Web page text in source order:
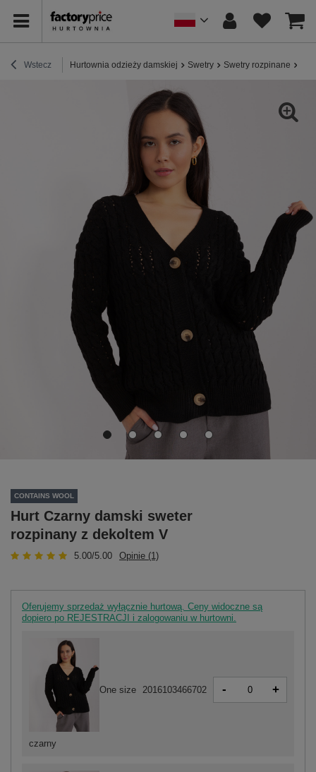
Wstecz Hurtownia odzieży damskiej Swetry Swetry rozpinane
CONTAINS WOOL
Hurt Czarny damski sweter
rozpinany z dekoltem V
5.00/5.00 Opinie (1)
Oferujemy sprzedaż wyłącznie hurtową. Ceny widoczne są
dopiero po REJESTRACJI i zalogowaniu w hurtowni.
czarny
One size 2016103466702 - +